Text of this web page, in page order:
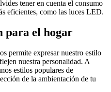
tener en cuenta el consumo
eficientes, como las luces LED.
para el hogar
permite expresar nuestro estilo
nuestra personalidad. A
estilos populares de
de la ambientación de tu